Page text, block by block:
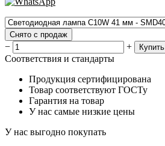
Снято с продаж
− + Купить
Соответствия и стандарты
Продукция сертифицирована
Товар соответствуют ГОСТу
Гарантия на товар
У нас самые низкие цены
У нас выгодно покупать